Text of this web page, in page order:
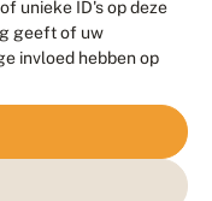
unieke ID's op deze
geeft of uw
invloed hebben op
, ontworpen door